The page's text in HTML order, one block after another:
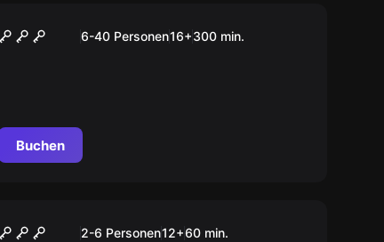
KRIMI” Tour Stuttgart
6-40 Personen16+300 min.
Buchen
Space Escape
2-6 Personen12+60 min.